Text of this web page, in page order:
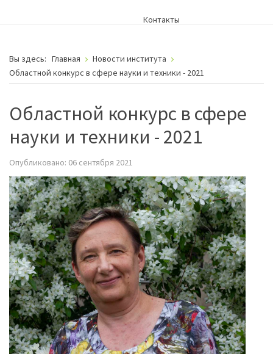
Контакты
Вы здесь: Главная
Новости института
Областной конкурс в сфере науки и техники - 2021
Областной конкурс в сфере
науки и техники - 2021
Опубликовано: 06 сентября 2021